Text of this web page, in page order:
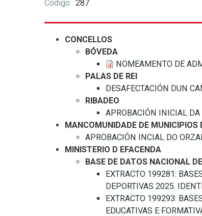
pan
Código 287
CONCELLOS
BÓVEDA
NOMEAMENTO DE
PALAS DE REI
DESAFECTACIÓN DUN
RIBADEO
APROBACIÓN INICIAL
MANCOMUNIDADE DE MUNICIPIOS
APROBACIÓN INCIAL DO
MINISTERIO D EFACENDA
BASE DE DATOS NACIONAL
EXTRACTO 199281:
DEPORTIVAS 2025.
EXTRACTO 199293:
EDUCATIVAS E